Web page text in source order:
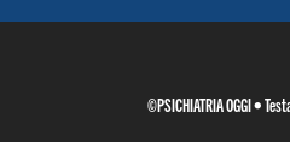
©PSICHIATRIA OGGI •